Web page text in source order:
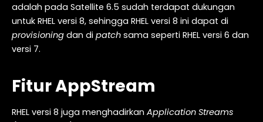
adalah pada Satellite 6.5 sudah terdapat dukungan
untuk RHEL versi 8, sehingga RHEL versi 8 ini dapat di
provisioning dan di patch sama seperti RHEL versi 6 dan
versi 7.
Fitur AppStream
RHEL versi 8 juga menghadirkan Application Streams